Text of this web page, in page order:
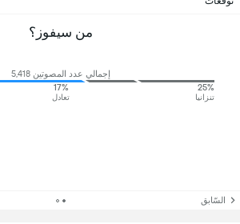
من سيفوز؟
إجمالي عدد المصوتين 5,418
25%
تنزانيا
17%
تعادل
السّابق